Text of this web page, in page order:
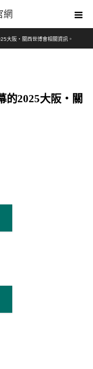
大阪・關西世博會相關資訊。
的2025大阪・關